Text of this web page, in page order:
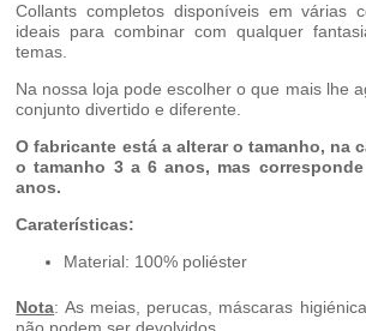
Collants completos disponíveis em várias
ideais para combinar com qualquer
temas.
Na nossa loja pode escolher o que mais lhe
conjunto divertido e diferente.
O fabricante está a alterar o tamanho, na
o tamanho 3 a 6 anos, mas
anos.
Caraterísticas:
Material: 100% poliéster
Nota: As meias, perucas, máscaras